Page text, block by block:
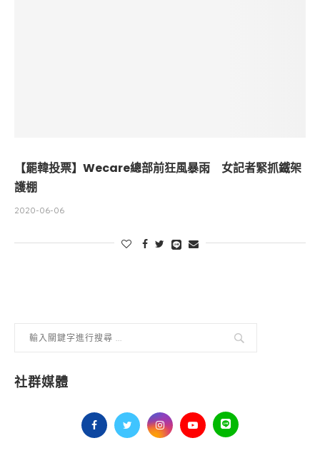
【罷韓投票】Wecare總部前狂風暴雨 女記者緊抓鐵架
護棚
2020-06-06
社群媒體